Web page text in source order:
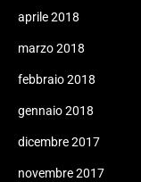
aprile 2018
marzo 2018
febbraio 2018
gennaio 2018
dicembre 2017
novembre 2017